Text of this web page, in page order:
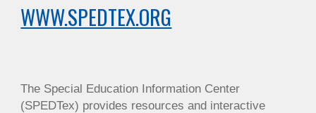
WWW.SPEDTEX.ORG
The Special Education Information Center
(SPEDTex) provides resources and interactive